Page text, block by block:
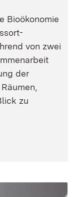
Bioökonomie
von zwei
der
zu